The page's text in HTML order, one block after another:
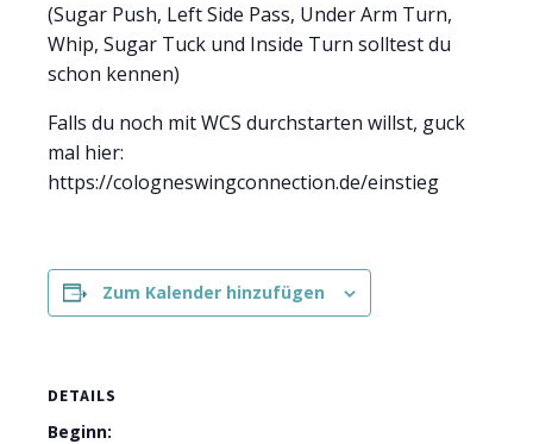
(Sugar Push, Left Side Pass, Under Arm Turn,
Whip, Sugar Tuck und Inside Turn solltest du
schon kennen)
Falls du noch mit WCS durchstarten willst, guck
mal hier:
https://cologneswingconnection.de/einstieg
Zum Kalender hinzufügen
DETAILS
Beginn: